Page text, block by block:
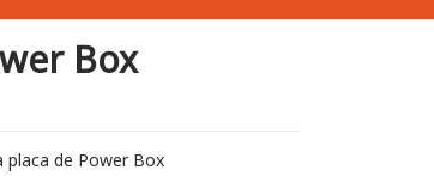
Box
de Power Box